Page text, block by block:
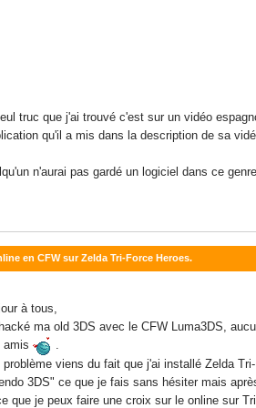
truc que j'ai trouvé c'est sur un vidéo
qu'il a mis dans la description de sa
n'aurai pas gardé un logiciel dans ce
en CFW sur Zelda Tri-Force Heroes.
à tous,
ma old 3DS avec le CFW Luma3DS,
amis
.
problème viens du fait que j'ai installé Zelda
3DS" ce que je fais sans hésiter mais
que je peux faire une croix sur le online sur